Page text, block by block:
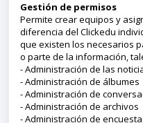
Gestión de permisos
Permite crear equipos y
diferencia del Clickedu
que existen los necesarios
o parte de la información,
- Administración de las
- Administración de álbumes
- Administración de
- Administración de archivos
- Administración de